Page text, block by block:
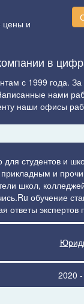
цены и
в
с 1999 года.
нами
наши офисы
студентов и
и
школ,
обучение
ответы
2020